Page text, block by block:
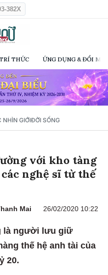
382X
THỨC ỨNG DỤNG & ĐỔI
NHÌN GIỚIĐỜI SỐNG
với kho tàng
nghệ sĩ từ thế
Mai 26/02/2020 10:22
là người lưu giữ
thế hệ anh tài của
20.